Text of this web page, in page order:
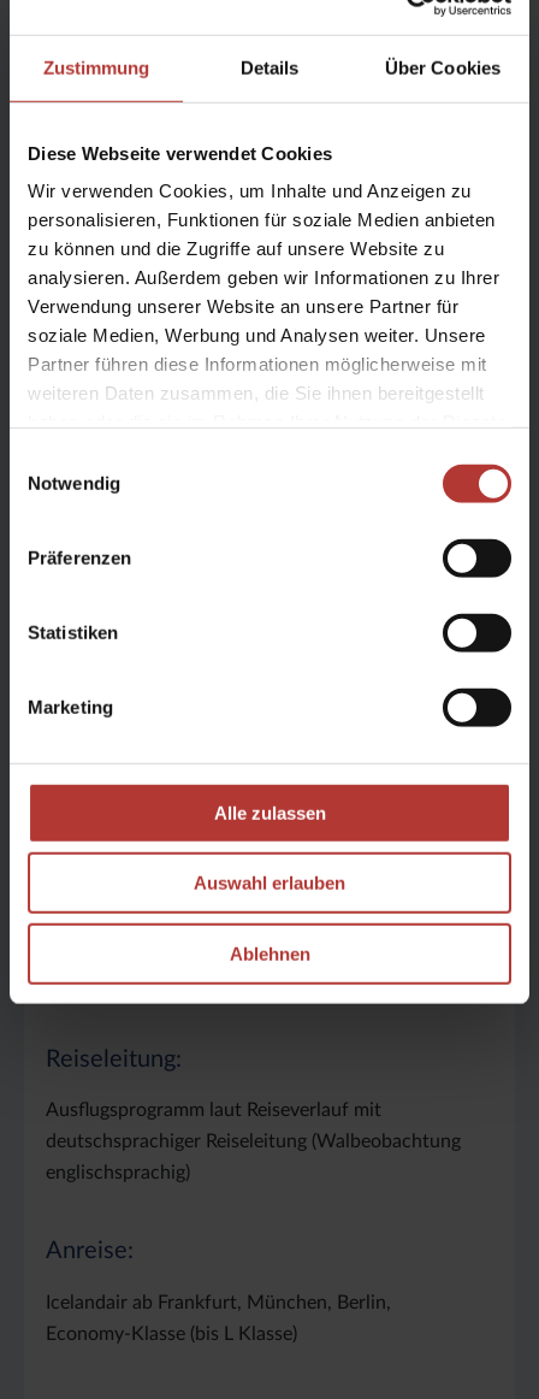
Zustimmung Details Über Cookies
Diese Webseite verwendet Cookies
Wir verwenden Cookies, um Inhalte und Anzeigen zu
personalisieren, Funktionen für soziale Medien anbieten
zu können und die Zugriffe auf unsere Website zu
analysieren. Außerdem geben wir Informationen zu Ihrer
Verwendung unserer Website an unsere Partner für
soziale Medien, Werbung und Analysen weiter. Unsere
Partner führen diese Informationen möglicherweise mit
weiteren Daten zusammen, die Sie ihnen bereitgestellt
Notwendig
Präferenzen
Statistiken
Marketing
Alle zulassen
Auswahl erlauben
Ablehnen
Apr, Mai, Jun, Jul, Aug, Sep, Okt
8 Reisetage
Gruppe:
max. 38 Teilnehmer
Reiseleitung:
Ausflugsprogramm laut Reiseverlauf mit
deutschsprachiger Reiseleitung (Walbeobachtung
englischsprachig)
Anreise:
Icelandair ab Frankfurt, München, Berlin,
Economy-Klasse (bis L Klasse)